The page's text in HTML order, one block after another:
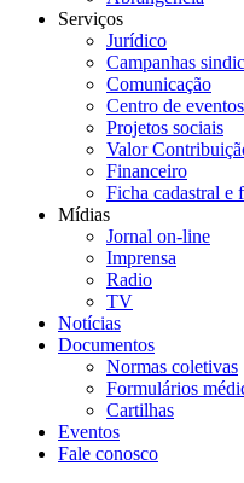
Serviços
Jurídico
Campanhas
Comunicação
Centro de eventos
Projetos sociais
Valor
Financeiro
Ficha cadastral e
Mídias
Jornal on-line
Imprensa
Radio
TV
Notícias
Documentos
Normas coletivas
Formulários
Cartilhas
Eventos
Fale conosco